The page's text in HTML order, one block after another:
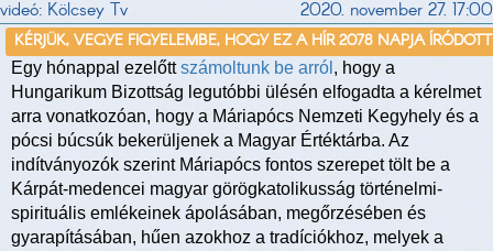
videó: Kölcsey Tv
2020. november 27. 17:00
KÉRJÜK, VEGYE FIGYELEMBE, HOGY EZ A HÍR 2078 NAPJA ÍRÓDOTT
Egy hónappal ezelőttszámoltunk be arról , hogy a
Hungarikum Bizottság legutóbbi ülésén elfogadta a kérelmet
arra vonatkozóan, hogy a Máriapócs Nemzeti Kegyhely és a
pócsi búcsúk bekerüljenek a Magyar Értéktárba. Az
indítványozók szerint Máriapócs fontos szerepet tölt be a
Kárpát-medencei magyar görögkatolikusság történelmi-
spirituális emlékeinek ápolásában, megőrzésében és
gyarapításában, hűen azokhoz a tradíciókhoz, melyek a